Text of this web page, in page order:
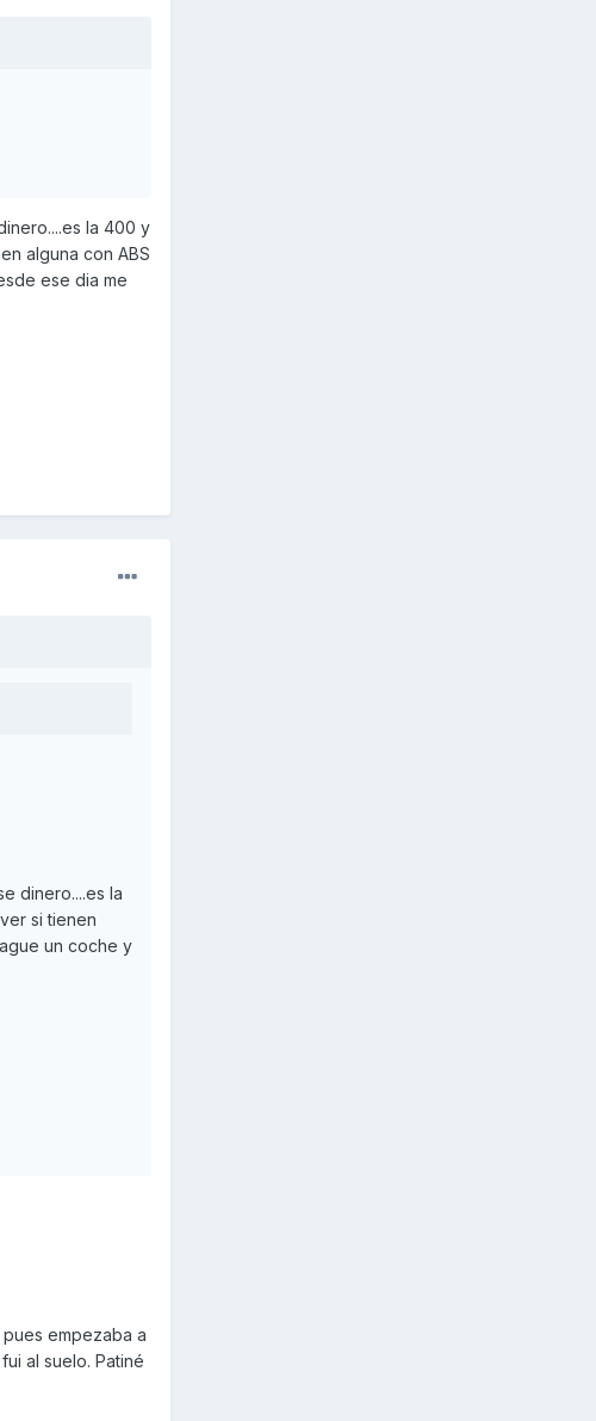
la 400 y
alguna con ABS
ese dia me
dinero....es la
si tienen
un coche y
empezaba a
al suelo. Patiné